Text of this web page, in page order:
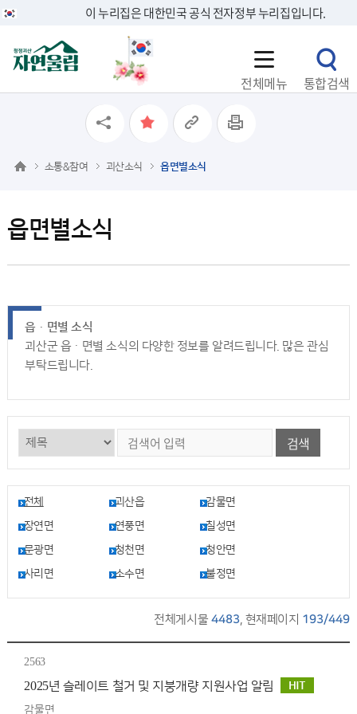
이 누리집은 대한민국 공식 전자정부 누리집입니다.
전체메뉴 통합검색
읍면별소식
소통&참여 괴산소식 읍면별소식
읍ㆍ면별 소식
괴산군 읍ㆍ면별 소식의 다양한 정보를 알려드립니다. 많은 관심
부탁드립니다.
검색
전체 괴산읍
감물면
장연면
연풍면
칠성면
문광면
청천면
청안면
사리면
소수면 불정면
전체게시물 4483, 현재페이지 193/449
2563
2025년 슬레이트 철거 및 지붕개량 지원사업 알림
감물면